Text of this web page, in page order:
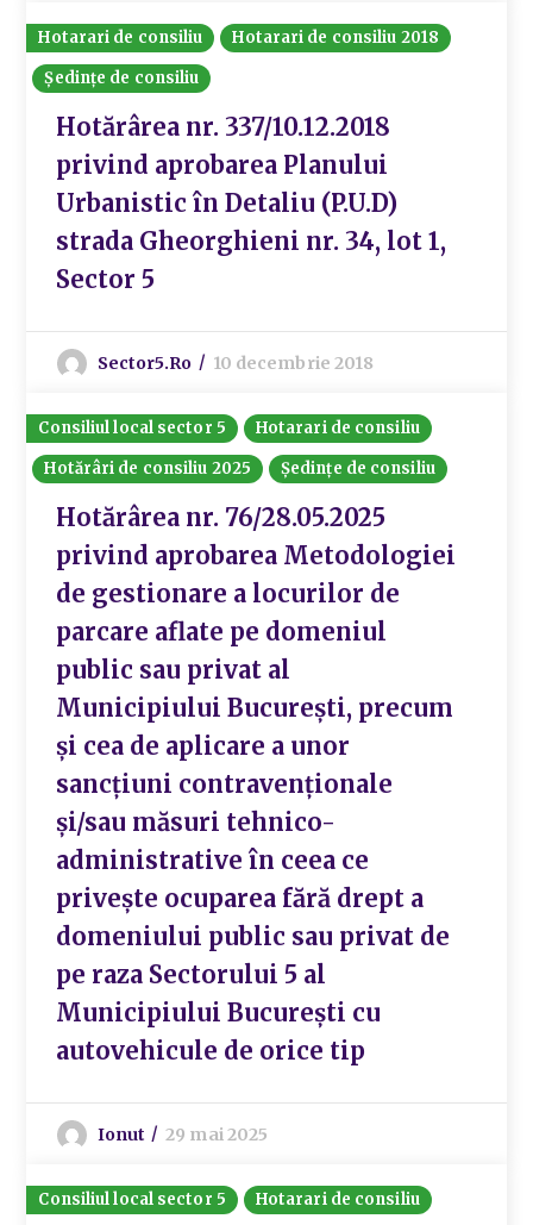
Hotarari de consiliu
Hotarari de consiliu 2018
Ședințe de consiliu
Hotărârea nr. 337/10.12.2018
privind aprobarea Planului
Urbanistic în Detaliu (P.U.D)
strada Gheorghieni nr. 34, lot 1,
Sector 5
Sector5.ro 10 decembrie 2018
Consiliul local sector 5
Hotarari de consiliu
Hotărâri de consiliu 2025
Ședințe de consiliu
Hotărârea nr. 76/28.05.2025
privind aprobarea Metodologiei
de gestionare a locurilor de
parcare aflate pe domeniul
public sau privat al
Municipiului București, precum
și cea de aplicare a unor
sancțiuni contravenționale
și/sau măsuri tehnico-
administrative în ceea ce
privește ocuparea fără drept a
domeniului public sau privat de
pe raza Sectorului 5 al
Municipiului București cu
autovehicule de orice tip
Ionut 29 mai 2025
Consiliul local sector 5 Hotarari de consiliu